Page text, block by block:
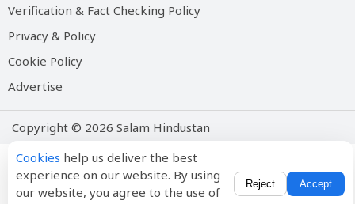
Verification & Fact Checking Policy
Privacy & Policy
Cookie Policy
Advertise
Copyright © 2026 Salam Hindustan
Cookies help us deliver the best
experience on our website. By using
our website, you agree to the use of
Reject Accept